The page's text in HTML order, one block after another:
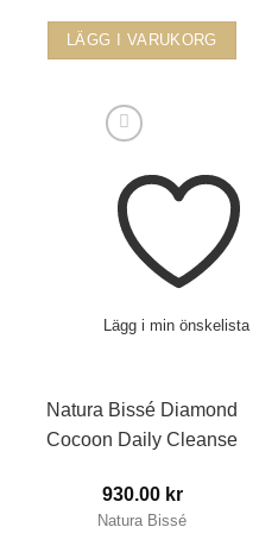
LÄGG I VARUKORG
Lägg i min önskelista
Natura Bissé Diamond
Cocoon Daily Cleanse
930.00 kr
Natura Bissé